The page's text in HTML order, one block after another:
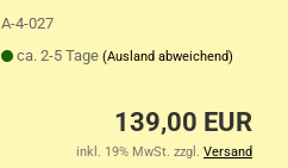
A-4-027
ca. 2-5 Tage (Ausland abweichend)
139,00 EUR
inkl. 19% MwSt. zzgl. Versand